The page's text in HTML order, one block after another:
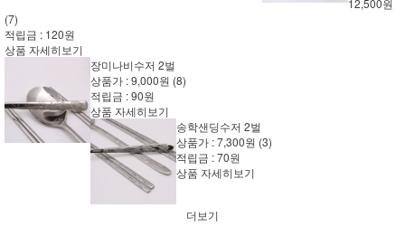
12,500원
(7)
적립금 : 120원
상품 자세히보기
장미나비수저 2벌
상품가 :9,000원 (8)
적립금 :90원
상품 자세히보기
송학샌딩수저 2벌
상품가 :7,300원 (3)
적립금 :70원
상품 자세히보기
더보기